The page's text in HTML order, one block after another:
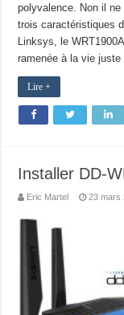
polyvalence. Non il
trois caractéristiques
Linksys, le
ramenée à la vie juste
Lire +
Installer DD-
Eric Martel 23 mars